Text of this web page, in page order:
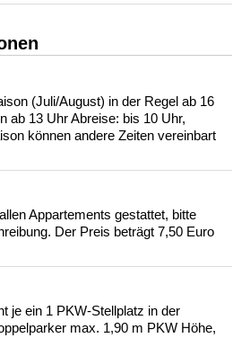
(Juli/August) in der Regel ab 16
ab 13 Uhr Abreise: bis 10 Uhr,
können andere Zeiten vereinbart
Appartements gestattet, bitte
Der Preis beträgt 7,50 Euro
je ein 1 PKW-Stellplatz in der
max. 1,90 m PKW Höhe,